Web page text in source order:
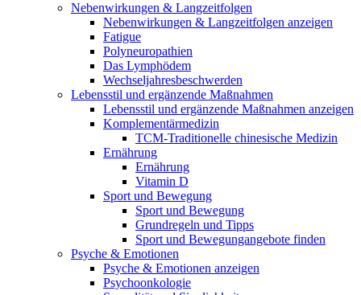
Nebenwirkungen & Langzeitfolgen
Nebenwirkungen & Langzeitfolgen anzeigen
Fatigue
Polyneuropathien
Das Lymphödem
Wechseljahresbeschwerden
Lebensstil und ergänzende Maßnahmen
Lebensstil und ergänzende Maßnahmen anzeigen
Komplementärmedizin
TCM-Traditionelle chinesische Medizin
Ernährung
Ernährung
Vitamin D
Sport und Bewegung
Sport und Bewegung
Grundregeln und Tipps
Sport und Bewegungangebote finden
Psyche & Emotionen
Psyche & Emotionen anzeigen
Psychoonkologie